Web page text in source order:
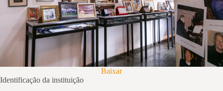
Baixar
Identificação da instituição